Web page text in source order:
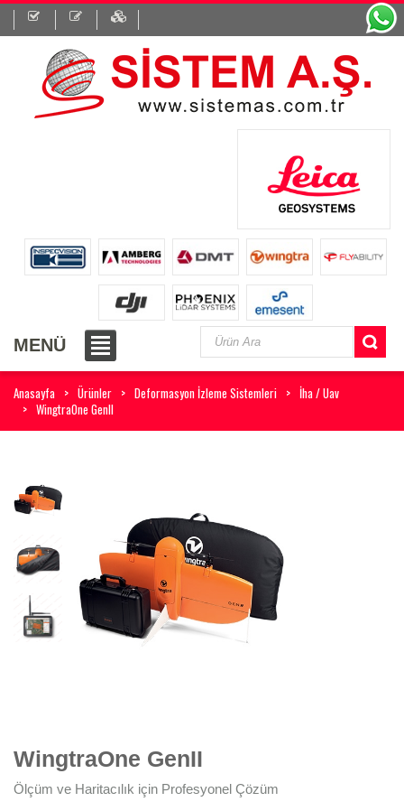
MENÜ
Anasayfa Ürünler Deformasyon İzleme Sistemleri
İha / Uav
WingtraOne GenII
WingtraOne GenII
Ölçüm ve Haritacılık için Profesyonel Çözüm